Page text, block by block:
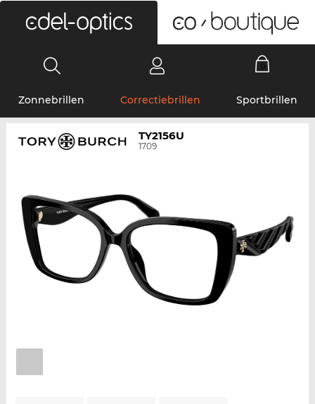
Zonnebrillen Correctiebrillen Sportbrillen
TY2156U
1709